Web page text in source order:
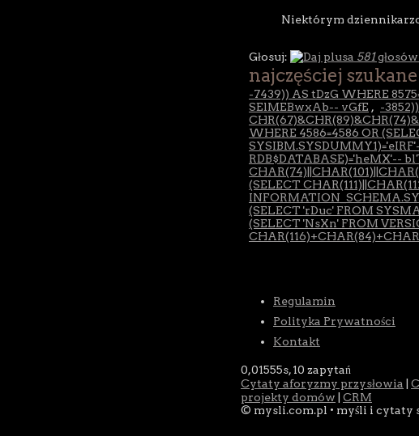
Niektórym
Głosuj: 581głosów
najczęściej
-7439)) AS tDzG WHERE
SElMEBwxAb-- vGfE , -
WHERE 4586=4586 OR
RDB$DATABASE)='heMX'--
(SELECT
(SELECT 'rDuc' FROM
(SELECT 'NsXn' FROM
Regulamin
Polityka Prywatności
Kontakt
0,01555s,10 zapytań
Cytaty aforyzmy przysłowia
projekty domów
CRM
© mysli.com.pl • myśli i cytaty